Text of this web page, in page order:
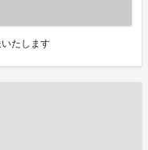
たします